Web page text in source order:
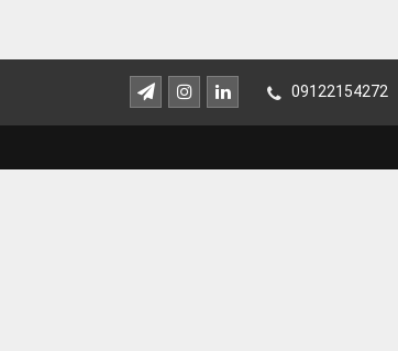
09122154272